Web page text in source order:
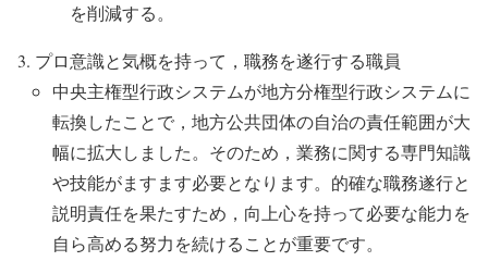
を削減する。
プロ意識と気概を持って，職務を遂行する職員
中央主権型行政システムが地方分権型行政システムに
転換したことで，地方公共団体の自治の責任範囲が大
幅に拡大しました。そのため，業務に関する専門知識
や技能がますます必要となります。的確な職務遂行と
説明責任を果たすため，向上心を持って必要な能力を
自ら高める努力を続けることが重要です。